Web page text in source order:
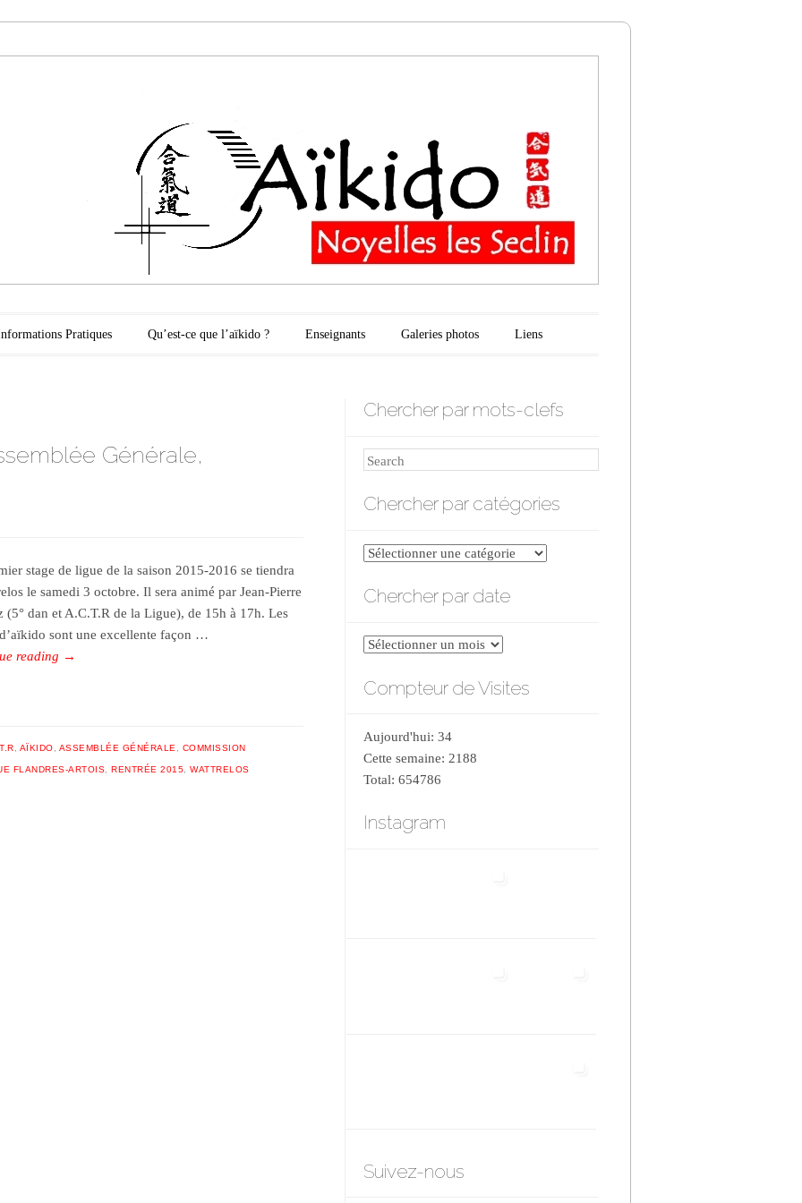
Pratiques Qu’est-ce que l’aïkido ? Enseignants Galeries photos Liens
Générale,
stage de ligue de la saison 2015-2016 se tiendra
le samedi 3 octobre. Il sera animé par Jean-Pierre
(5° dan et A.C.T.R de la Ligue), de 15h à 17h. Les
sont une excellente façon …
reading →
AÏKIDO ASSEMBLÉE GÉNÉRALE COMMISSION
FLANDRES-ARTOIS RENTRÉE 2015 WATTRELOS
Chercher par mots-clefs
Search
Chercher par catégories
Chercher
catégories
Chercher par date
Chercher
date
Compteur de Visites
Aujourd'hui: 34
Cette semaine: 2188
Total: 654786
Instagram
Suivez-nous